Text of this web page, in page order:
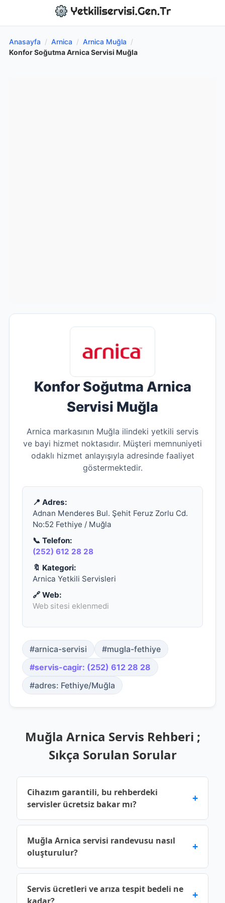
Anasayfa / Arnica / Arnica Muğla /
Konfor Soğutma Arnica Servisi Muğla
Konfor Soğutma Arnica
Servisi Muğla
Arnica markasının Muğla ilindeki yetkili servis
ve bayi hizmet noktasıdır. Müşteri memnuniyeti
odaklı hizmet anlayışıyla adresinde faaliyet
göstermektedir.
📍 Adres:
Adnan Menderes Bul. Şehit Feruz Zorlu Cd.
No:52 Fethiye / Muğla
📞 Telefon:
(252) 612 28 28
🔖 Kategori:
Arnica Yetkili Servisleri
🔗 Web:
Web sitesi eklenmedi
#arnica-servisi
#mugla-fethiye
#servis-cagir: (252) 612 28 28
#adres: Fethiye/Muğla
Muğla Arnica Servis Rehberi ;
Sıkça Sorulan Sorular
Cihazım garantili, bu rehberdeki
servisler ücretsiz bakar mı?
+
Üretici garantisi devam eden cihazlar için yetkili
servis noktalarına başvurmalısınız. Bu rehberde
yer alan bilgiler genel bilgilendirme amaçlıdır;
cihazınızın garanti kapsamı dışında kalmaması
için işlem öncesinde servisin yetki durumunu
mutlaka teyit ediniz.
Muğla Arnica servisi randevusu nasıl
oluşturulur?
+
Muğla şehrindeki Arnica servis noktalarına
ulaşmak için listedeki telefon numaralarını
Servis ücretleri ve arıza tespit bedeli ne
+